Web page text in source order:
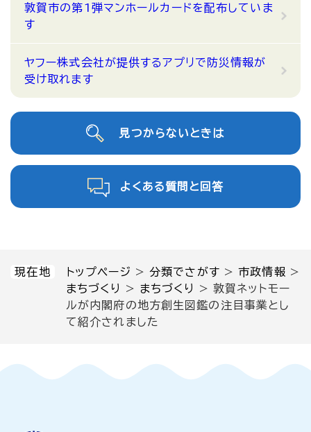
現在地 トップページ >分類でさがす >市政情報 >
まちづくり
> まちづくり > 敦賀ネットモー
ルが内閣府の地方創生図鑑の注目事業とし
て紹介されました
敦賀市の第1弾マンホールカードを配布していま
す
ヤフー株式会社が提供するアプリで防災情報が
受け取れます
見つからないときは
よくある質問と回答